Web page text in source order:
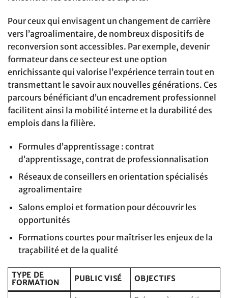
Pour ceux qui envisagent un changement de carrière
vers l’agroalimentaire, de nombreux dispositifs de
reconversion sont accessibles. Par exemple, devenir
formateur dans ce secteur est une option
enrichissante qui valorise l’expérience terrain tout en
transmettant le savoir aux nouvelles générations. Ces
parcours bénéficiant d’un encadrement professionnel
facilitent ainsi la mobilité interne et la durabilité des
emplois dans la filière.
Formules d’apprentissage : contrat
d’apprentissage, contrat de professionnalisation
Réseaux de conseillers en orientation spécialisés
agroalimentaire
Salons emploi et formation pour découvrir les
opportunités
Formations courtes pour maîtriser les enjeux de la
traçabilité et de la qualité
TYPE DE
FORMATION
PUBLIC VISÉ OBJECTIFS